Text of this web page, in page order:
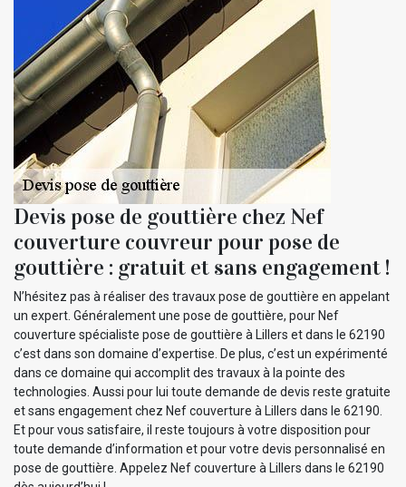
Devis pose de gouttière chez Nef
couverture couvreur pour pose de
gouttière : gratuit et sans engagement !
N’hésitez pas à réaliser des travaux pose de gouttière en appelant
un expert. Généralement une pose de gouttière, pour Nef
couverture spécialiste pose de gouttière à Lillers et dans le 62190
c’est dans son domaine d’expertise. De plus, c’est un expérimenté
dans ce domaine qui accomplit des travaux à la pointe des
technologies. Aussi pour lui toute demande de devis reste gratuite
et sans engagement chez Nef couverture à Lillers dans le 62190.
Et pour vous satisfaire, il reste toujours à votre disposition pour
toute demande d’information et pour votre devis personnalisé en
pose de gouttière. Appelez Nef couverture à Lillers dans le 62190